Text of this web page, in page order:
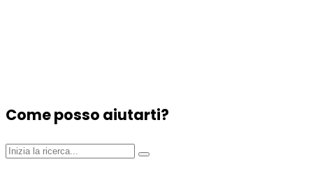
Come posso aiutarti?